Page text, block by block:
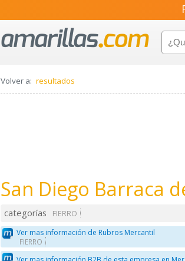
Volver a: resultados
San Diego Barraca
categorías
FIERRO
Ver mas información de Rubros Mercantil
FIERRO